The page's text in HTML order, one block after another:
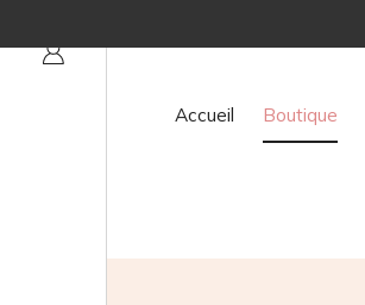
Accueil Boutique